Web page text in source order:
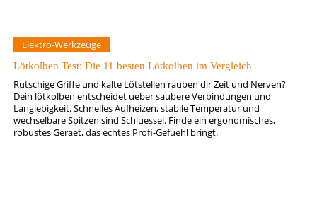
Elektro-Werkzeuge
Lötkolben Test: Die 11 besten Lötkolben im Vergleich
Rutschige Griffe und kalte Lötstellen rauben dir Zeit und Nerven?
Dein lötkolben entscheidet ueber saubere Verbindungen und
Langlebigkeit. Schnelles Aufheizen, stabile Temperatur und
wechselbare Spitzen sind Schluessel. Finde ein ergonomisches,
robustes Geraet, das echtes Profi-Gefuehl bringt.